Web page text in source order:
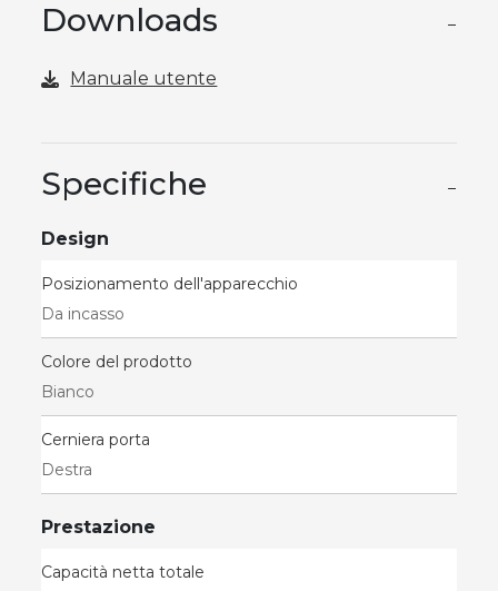
Downloads −
Manuale utente
Specifiche −
Design
Posizionamento dell'apparecchio
Da incasso
Colore del prodotto
Bianco
Cerniera porta
Destra
Prestazione
Capacità netta totale